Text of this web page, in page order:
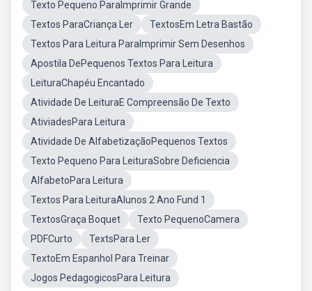
Texto Pequeno ParaImprimir Grande
Textos ParaCriança Ler
TextosEm Letra Bastão
Textos Para Leitura ParaImprimir Sem Desenhos
Apostila DePequenos Textos Para Leitura
LeituraChapéu Encantado
Atividade De LeituraE Compreensão De Texto
AtiviadesPara Leitura
Atividade De AlfabetizaçãoPequenos Textos
Texto Pequeno Para LeituraSobre Deficiencia
AlfabetoPara Leitura
Textos Para LeituraAlunos 2 Ano Fund 1
TextosGraça Boquet
Texto PequenoCamera
PDFCurto
TextsPara Ler
TextoEm Espanhol Para Treinar
Jogos PedagogicosPara Leitura